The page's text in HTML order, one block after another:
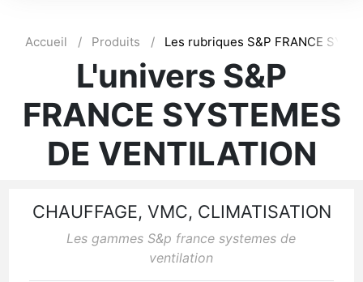
Accueil Produits Les rubriques S&P FRANCE
L'univers S&P
FRANCE SYSTEMES
DE VENTILATION
CHAUFFAGE, VMC, CLIMATISATION
Les gammes S&p france systemes de
ventilation